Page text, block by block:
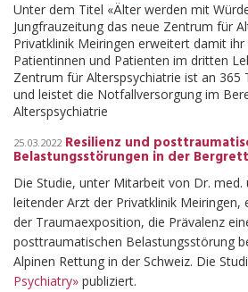
Unter dem Titel «Älter werden mit
Jungfrauzeitung das neue Zentrum für
Privatklinik Meiringen erweitert damit
Patientinnen und Patienten im dritten
Zentrum für Alterspsychiatrie ist an 365
und leistet die Notfallversorgung im
Alterspsychiatrie
25.03.2022Resilienz und
Belastungsstörungen in der
Die Studie, unter Mitarbeit von Dr. med.
leitender Arzt der Privatklinik Meiringen,
der Traumaexposition, die Prävalenz
posttraumatischen Belastungsstörung
Alpinen Rettung in der Schweiz. Die
Psychiatry» publiziert.